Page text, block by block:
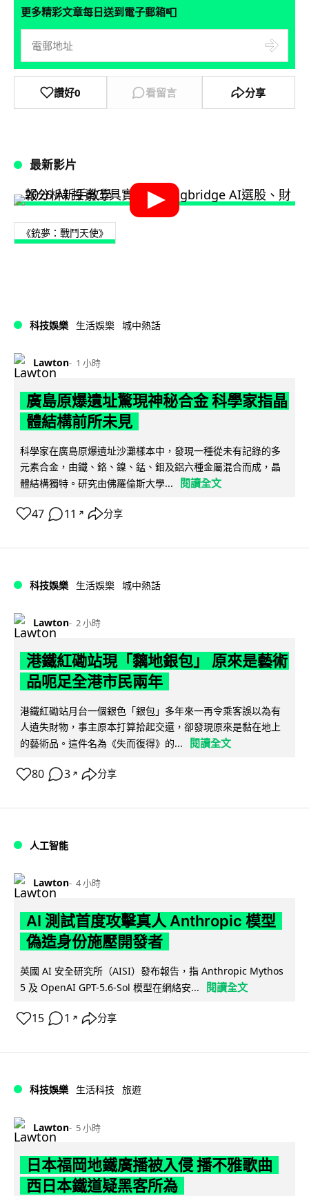
更多精彩文章每日送到電子郵箱📮
讚好0 看留言 分享
最新影片
《銃夢：戰鬥天使》
科技娛樂 生活娛樂 城中熱話
Lawton 1 小時
廣島原爆遺址驚現神秘合金 科學家指晶
體結構前所未見
科學家在廣島原爆遺址沙灘樣本中，發現一種從未有記錄的多
元素合金，由鐵、鉻、鎳、錳、鉬及鋁六種金屬混合而成，晶
體結構獨特。研究由佛羅倫斯大學...
閱讀全文
47 11 ↗ 分享
科技娛樂 生活娛樂 城中熱話
Lawton 2 小時
港鐵紅磡站現「黐地銀包」 原來是藝術
品呃足全港市民兩年
港鐵紅磡站月台一個銀色「銀包」多年來一再令乘客誤以為有
人遺失財物，事主原本打算拾起交還，卻發現原來是黏在地上
的藝術品。這件名為《失而復得》的...
閱讀全文
80 3 ↗ 分享
人工智能
Lawton 4 小時
AI 測試首度攻擊真人 Anthropic 模型
偽造身份施壓開發者
英國 AI 安全研究所（AISI）發布報告，指 Anthropic Mythos
5 及 OpenAI GPT-5.6-Sol 模型在網絡安...
閱讀全文
15 1 ↗ 分享
科技娛樂 生活科技 旅遊
Lawton 5 小時
日本福岡地鐵廣播被入侵 播不雅歌曲
西日本鐵道疑黑客所為